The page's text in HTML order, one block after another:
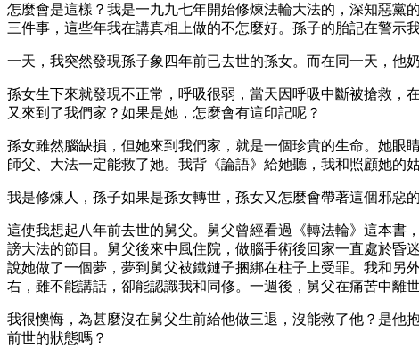
怎麼會是這樣？我是一九九七年開始修煉法輪大法的，深知惡黨
三件事，這些年我在講真相上做的不怎麼好。孫子的胎記在警示
一天，我突然發現孫子象四年前已去世的孫女。而在同一天，他
孫女生下來就發現不正常，呼吸很弱，當天因呼吸中斷被搶救，
又來到了我們家？如果是她，怎麼會有這印記呢？
孫女雖然腦缺損，但她來到我們家，就是一個珍貴的生命。她眼
師父、大法一定能救了她。我背《論語》給她聽，我和照顧她的
我是修煉人，孫子如果是孫女轉世，孫女又怎麼會帶著這個邪惡
這使我想起八年前去世的舅父。舅父曾經看過《轉法輪》這本書
謗大法的節目。舅父後來中風住院，做腦手術後回家一直處於昏
說她做了一個夢，夢到舅父被鐵鏈子捆綁在柱子上受罪。我和另
右，雖不能講話，卻能認識我和同修。一週後，舅父在痛苦中離世
我很懊悔，為甚麼沒在舅父生前給他做三退，沒能救了他？是他
前世的狀態嗎？